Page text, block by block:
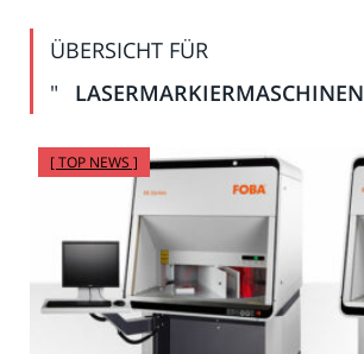
ÜBERSICHT FÜR
"
LASERMARKIERMASCHINEN
[ TOP NEWS ]